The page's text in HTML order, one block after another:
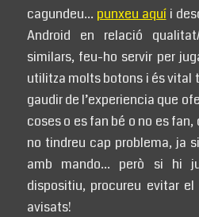
cagundeu… punxeu aquíi
Android en relació
similars, feu-ho servir per
utilitza molts botons i és
gaudir de l’experiencia que
coses o es fan bé o no es
no tindreu cap problema, ja
amb mando… però si hi
dispositiu, procureu evitar
avisats!